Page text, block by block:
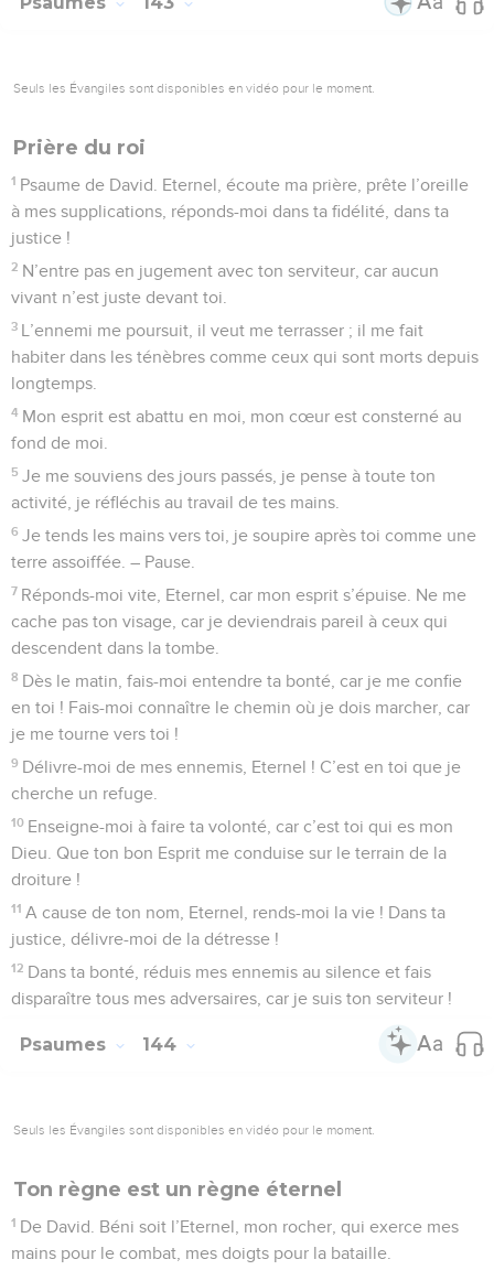
Seuls les Évangiles sont disponibles en vidéo pour le moment.
Prière du roi
1 Psaume de David. Eternel, écoute ma prière, prête l’oreille
à mes supplications, réponds-moi dans ta fidélité, dans ta
justice !
2 N’entre pas en jugement avec ton serviteur, car aucun
vivant n’est juste devant toi.
3 L’ennemi me poursuit, il veut me terrasser ; il me fait
habiter dans les ténèbres comme ceux qui sont morts depuis
longtemps.
4 Mon esprit est abattu en moi, mon cœur est consterné au
fond de moi.
5 Je me souviens des jours passés, je pense à toute ton
activité, je réfléchis au travail de tes mains.
6 Je tends les mains vers toi, je soupire après toi comme une
terre assoiffée. – Pause.
7 Réponds-moi vite, Eternel, car mon esprit s’épuise. Ne me
cache pas ton visage, car je deviendrais pareil à ceux qui
descendent dans la tombe.
8 Dès le matin, fais-moi entendre ta bonté, car je me confie
en toi ! Fais-moi connaître le chemin où je dois marcher, car
je me tourne vers toi !
9 Délivre-moi de mes ennemis, Eternel ! C’est en toi que je
cherche un refuge.
10 Enseigne-moi à faire ta volonté, car c’est toi qui es mon
Dieu. Que ton bon Esprit me conduise sur le terrain de la
droiture !
11 A cause de ton nom, Eternel, rends-moi la vie ! Dans ta
justice, délivre-moi de la détresse !
12 Dans ta bonté, réduis mes ennemis au silence et fais
disparaître tous mes adversaires, car je suis ton serviteur !
Psaumes 144
Seuls les Évangiles sont disponibles en vidéo pour le moment.
Ton règne est un règne éternel
1 De David. Béni soit l’Eternel, mon rocher, qui exerce mes
mains pour le combat, mes doigts pour la bataille.